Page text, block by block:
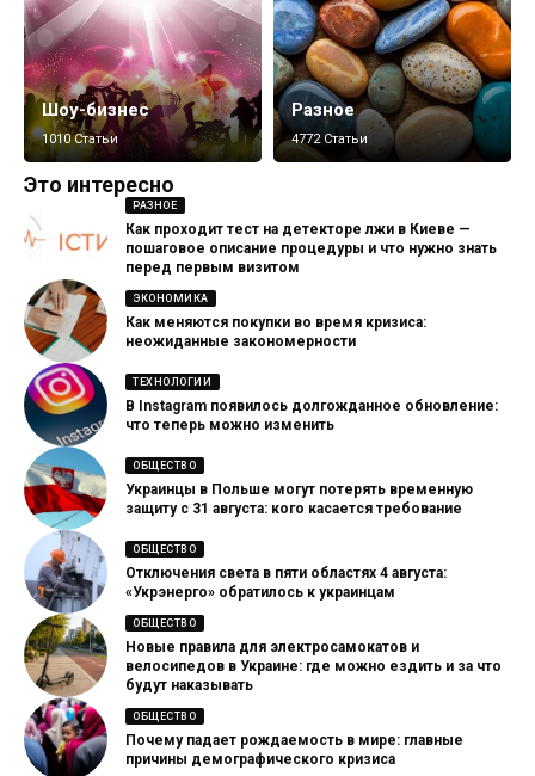
Шоу-бизнес
1010 Статьи
Разное
4772 Статьи
Это интересно
РАЗНОЕ
Как проходит тест на детекторе лжи в Киеве —
пошаговое описание процедуры и что нужно знать
перед первым визитом
ЭКОНОМИКА
Как меняются покупки во время кризиса:
неожиданные закономерности
ТЕХНОЛОГИИ
В Instagram появилось долгожданное обновление:
что теперь можно изменить
ОБЩЕСТВО
Украинцы в Польше могут потерять временную
защиту с 31 августа: кого касается требование
ОБЩЕСТВО
Отключения света в пяти областях 4 августа:
«Укрэнерго» обратилось к украинцам
ОБЩЕСТВО
Новые правила для электросамокатов и
велосипедов в Украине: где можно ездить и за что
будут наказывать
ОБЩЕСТВО
Почему падает рождаемость в мире: главные
причины демографического кризиса